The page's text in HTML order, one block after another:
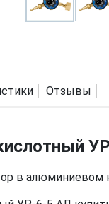
Отзывы
в алюминиевом